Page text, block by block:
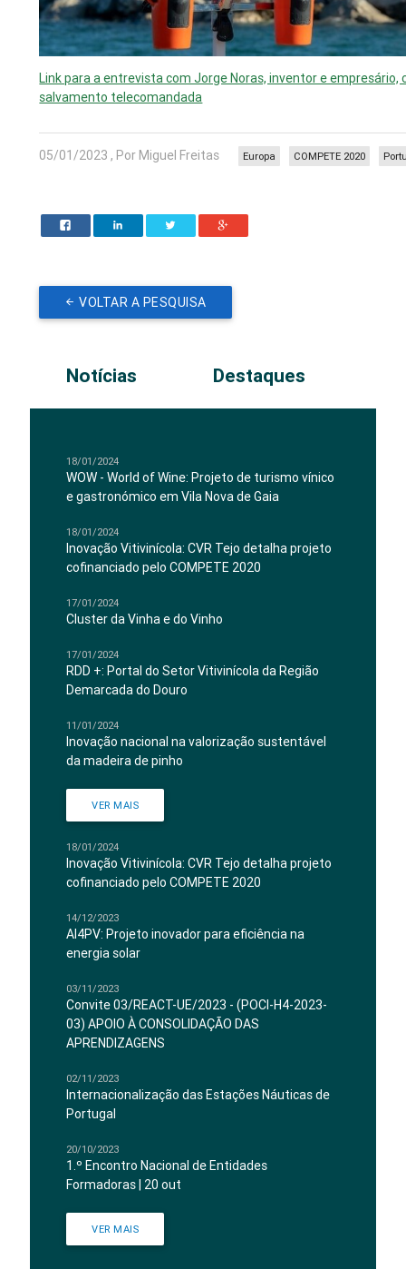
Link para a entrevista com Jorge Noras, inventor e empresário,
salvamento telecomandada
05/01/2023 , Por Miguel Freitas COMPETE 2020
Europa
VOLTAR A PESQUISA
Notícias Destaques
18/01/2024
WOW - World of Wine: Projeto de turismo vínico
e gastronómico em Vila Nova de Gaia
18/01/2024
Inovação Vitivinícola: CVR Tejo detalha projeto
cofinanciado pelo COMPETE 2020
17/01/2024
Cluster da Vinha e do Vinho
17/01/2024
RDD +: Portal do Setor Vitivinícola da Região
Demarcada do Douro
11/01/2024
Inovação nacional na valorização sustentável
da madeira de pinho
VER MAIS
18/01/2024
Inovação Vitivinícola: CVR Tejo detalha projeto
cofinanciado pelo COMPETE 2020
14/12/2023
AI4PV: Projeto inovador para eficiência na
energia solar
03/11/2023
Convite 03/REACT-UE/2023 - (POCI-H4-2023-
03) APOIO À CONSOLIDAÇÃO DAS
APRENDIZAGENS
02/11/2023
Internacionalização das Estações Náuticas de
Portugal
20/10/2023
1.º Encontro Nacional de Entidades
Formadoras | 20 out
VER MAIS